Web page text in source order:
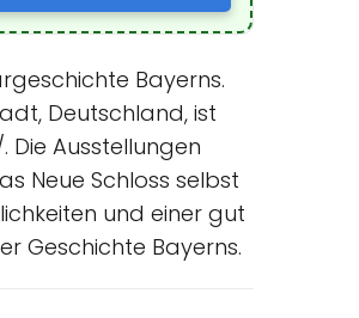
Bayerns.
Deutschland, ist
Ausstellungen
Neue Schloss selbst
und einer gut
Geschichte Bayerns.